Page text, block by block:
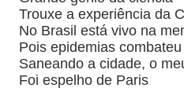
Trouxe a experiência da
No Brasil está vivo na
Pois epidemias combateu
Saneando a cidade, o
Foi espelho de Paris